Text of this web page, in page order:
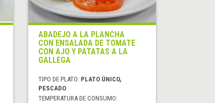
ABADEJO A LA PLANCHA
CON ENSALADA DE TOMATE
CON AJO Y PATATAS A LA
GALLEGA
TIPO DE PLATO: PLATO ÚNICO,
PESCADO
TEMPERATURA DE CONSUMO: